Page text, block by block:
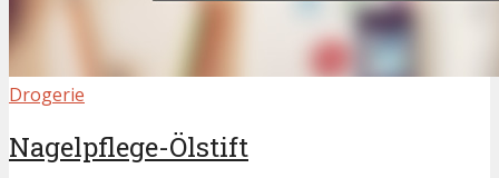
Drogerie
Nagelpflege-Ölstift